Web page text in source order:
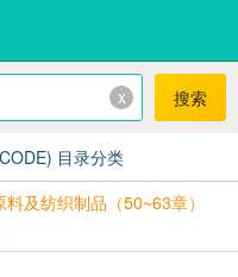
x 搜索
目录分类
及纺织制品（50~63章）